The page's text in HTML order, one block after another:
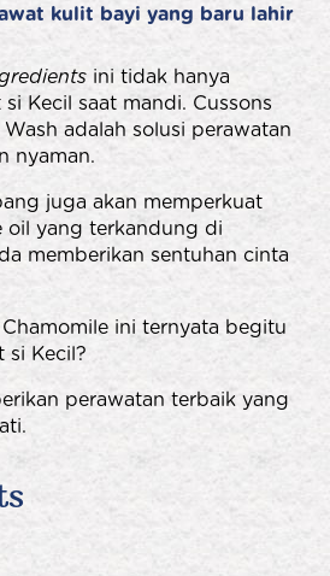
kulit bayi yang baru lahir
ini tidak hanya
Kecil saat mandi. Cussons
adalah solusi perawatan
nyaman.
juga akan memperkuat
oil yang terkandung di
memberikan sentuhan cinta
ini ternyata begitu
si Kecil?
perawatan terbaik yang